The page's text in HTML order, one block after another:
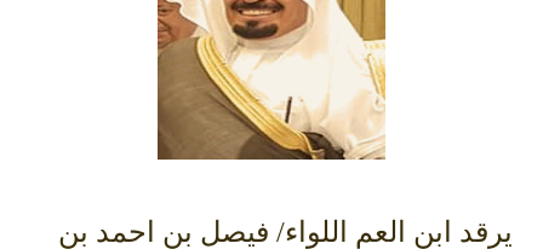
يرقد ابن العم اللواء/ فيصل بن احمد بن